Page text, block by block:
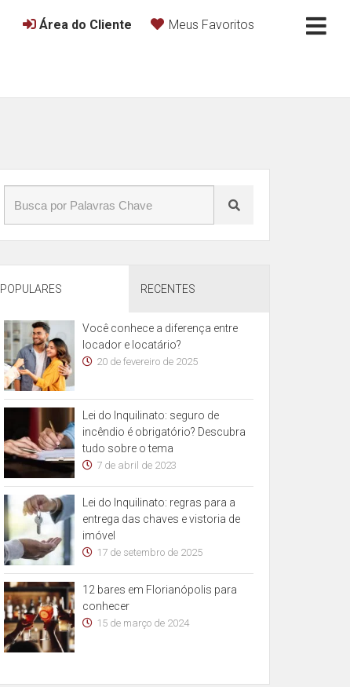
Área do Cliente Meus Favoritos
POPULARES RECENTES
Você conhece a diferença entre
locador e locatário?
20 de fevereiro de 2025
Lei do Inquilinato: seguro de
incêndio é obrigatório? Descubra
tudo sobre o tema
7 de abril de 2023
Lei do Inquilinato: regras para a
entrega das chaves e vistoria de
imóvel
17 de setembro de 2025
12 bares em Florianópolis para
conhecer
15 de março de 2024